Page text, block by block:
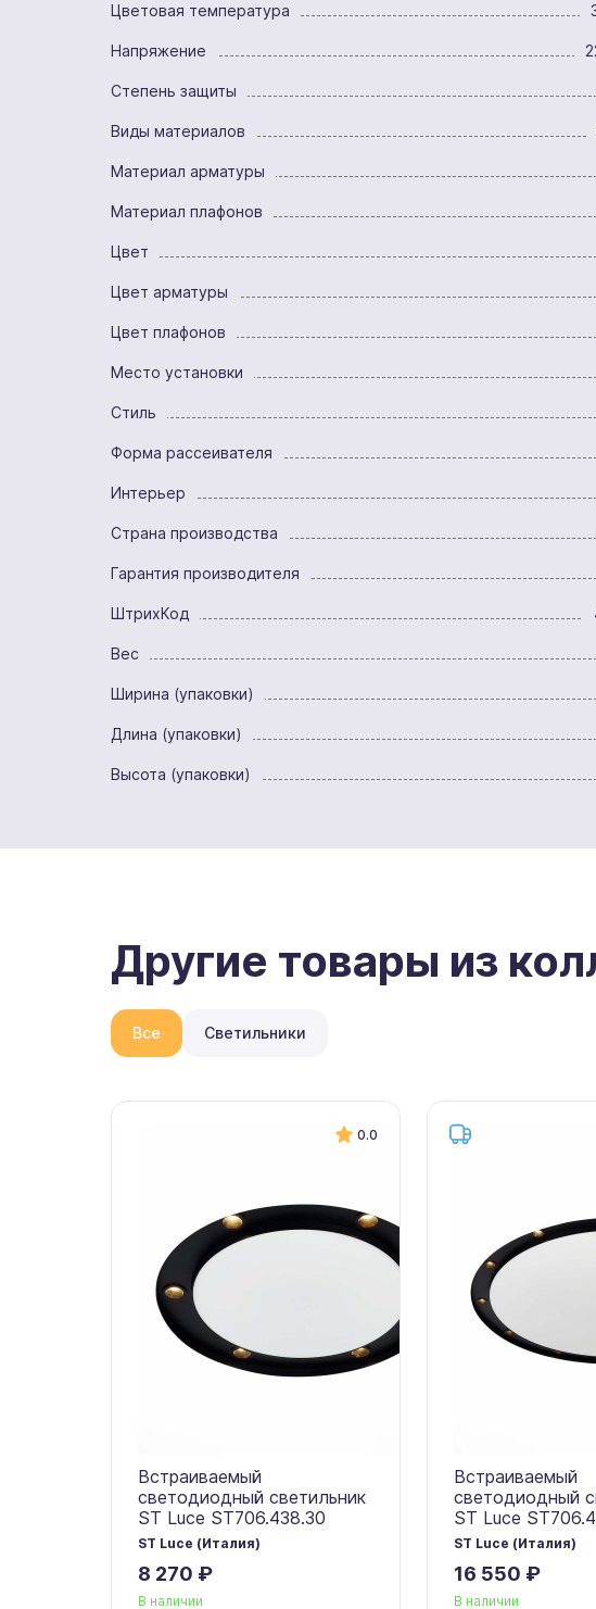
Цветовая температура
Напряжение
Степень защиты
Виды материалов
Материал арматуры
Материал плафонов
Цвет
Цвет арматуры
Цвет плафонов
Место установки
Стиль
Форма рассеивателя
Интерьер
Страна производства
Гарантия производителя
ШтрихКод
Вес
Ширина (упаковки)
Длина (упаковки)
Высота (упаковки)
Другие товары из
Все Светильники
0.0
Встраиваемый
светодиодный светильник
ST Luce ST706.438.30
ST Luce (Италия)
8 270 ₽
В наличии
Встраиваемый
светодиодный
ST Luce
ST Luce (Италия)
16 550 ₽
В наличии